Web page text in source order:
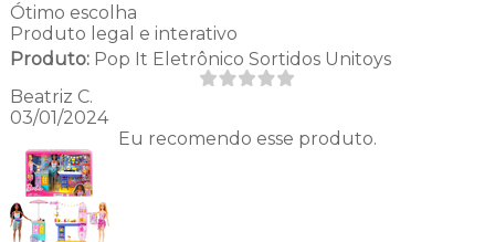
Ótimo escolha
Produto legal e interativo
Produto:Pop It Eletrônico Sortidos Unitoys
Beatriz C.
03/01/2024
Eu recomendo esse produto.